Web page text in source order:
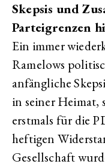
Skepsis und
Parteigrenzen
Ein immer
Ramelows
anfängliche
in seiner Heimat,
erstmals für die
heftigen
Gesellschaft